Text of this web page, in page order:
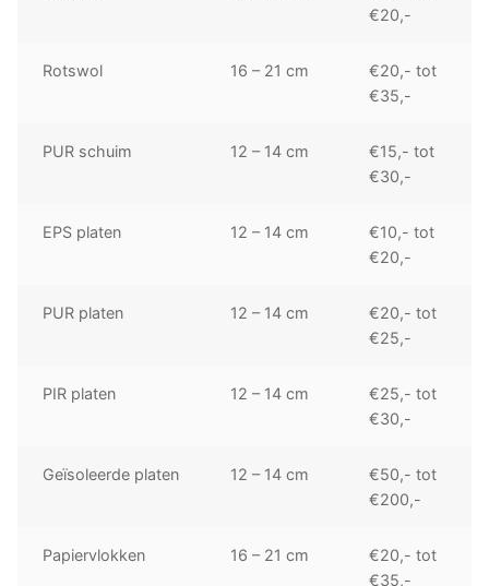
€20,-
Rotswol 16 – 21 cm
€20,- tot
€35,-
PUR schuim 12 – 14 cm
€15,- tot
€30,-
EPS platen 12 – 14 cm
€10,- tot
€20,-
PUR platen 12 – 14 cm
€20,- tot
€25,-
PIR platen 12 – 14 cm
€25,- tot
€30,-
Geïsoleerde platen 12 – 14 cm
€50,- tot
€200,-
Papiervlokken 16 – 21 cm
€20,- tot
€35,-